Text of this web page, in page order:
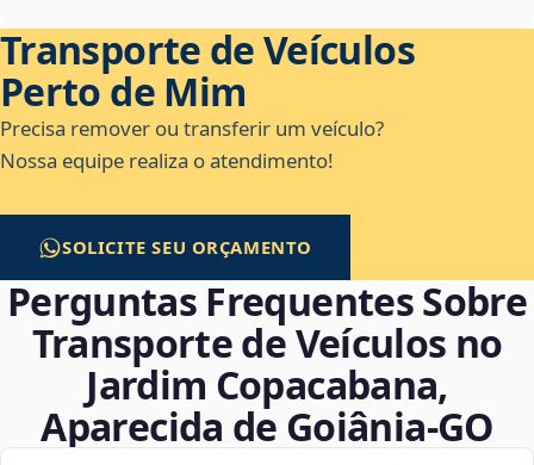
Transporte de Veículos
Perto de Mim
Precisa remover ou transferir um veículo?
Nossa equipe realiza o atendimento!
SOLICITE SEU ORÇAMENTO
Perguntas Frequentes Sobre
Transporte de Veículos no
Jardim Copacabana,
Aparecida de Goiânia‑GO